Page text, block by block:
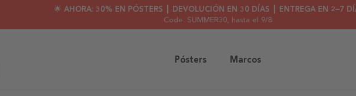
🌟 AHORA: 30% EN PÓSTERS ┃ DEVOLUCIÓN EN 30 DÍAS ┃ ENTREGA EN 2–7
Code: SUMMER30, hasta el 9/8
Pósters Marcos